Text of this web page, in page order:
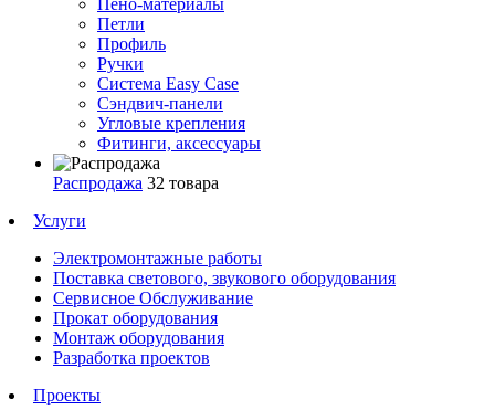
Петли
Профиль
Ручки
Система Easy Case
Сэндвич-панели
Угловые крепления
Фитинги, аксессуары
Распродажа 32 товара
Услуги
Электромонтажные работы
Поставка светового, звукового оборудования
Сервисное Обслуживание
Прокат оборудования
Монтаж оборудования
Разработка проектов
Проекты